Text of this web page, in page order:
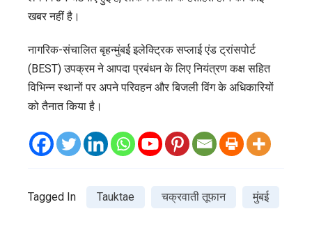
खबर नहीं है।
नागरिक-संचालित बृहन्मुंबई इलेक्ट्रिक सप्लाई एंड ट्रांसपोर्ट
(BEST) उपक्रम ने आपदा प्रबंधन के लिए नियंत्रण कक्ष सहित
विभिन्न स्थानों पर अपने परिवहन और बिजली विंग के अधिकारियों
को तैनात किया है।
Tagged In Tauktae चक्रवाती तूफान मुंबई